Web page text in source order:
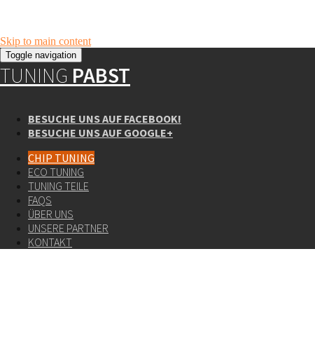
Skip to main content
Toggle navigation
TUNING PABST
BESUCHE UNS AUF FACEBOOK!
BESUCHE UNS AUF GOOGLE+
CHIP TUNING
ECO TUNING
TUNING TEILE
FAQS
ÜBER UNS
UNSERE PARTNER
KONTAKT